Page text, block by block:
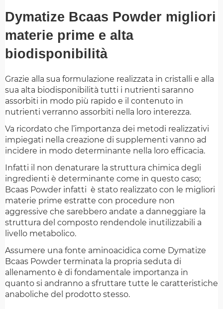
Dymatize Bcaas Powder migliori
materie prime e alta
biodisponibilità
Grazie alla sua formulazione realizzata in cristalli e alla
sua alta biodisponibilità tutti i nutrienti saranno
assorbiti in modo più rapido e il contenuto in
nutrienti verranno assorbiti nella loro interezza.
Va ricordato che l’importanza dei metodi realizzativi
impiegati nella creazione di supplementi vanno ad
incidere in modo determinante nella loro efficacia.
Infatti il non denaturare la struttura chimica degli
ingredienti è determinante come in questo caso;
Bcaas Powder infatti è stato realizzato con le migliori
materie prime estratte con procedure non
aggressive che sarebbero andate a danneggiare la
struttura del composto rendendole inutilizzabili a
livello metabolico.
Assumere una fonte aminoacidica come Dymatize
Bcaas Powder terminata la propria seduta di
allenamento è di fondamentale importanza in
quanto si andranno a sfruttare tutte le caratteristiche
anaboliche del prodotto stesso.